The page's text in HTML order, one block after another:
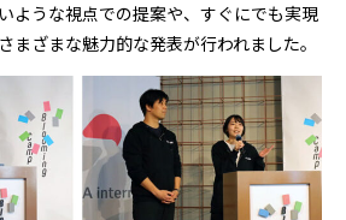
ような視点での提案や、すぐにでも実現
まざまな魅力的な発表が行われました。